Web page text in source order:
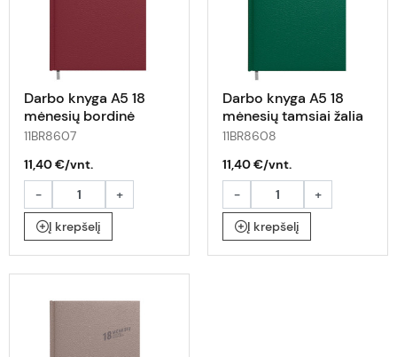
Darbo knyga A5 18
mėnesių bordinė
11BR8607
11,40 €/vnt.
-
+
Į krepšelį
Darbo knyga A5 18
mėnesių tamsiai žalia
11BR8608
11,40 €/vnt.
-
+
Į krepšelį